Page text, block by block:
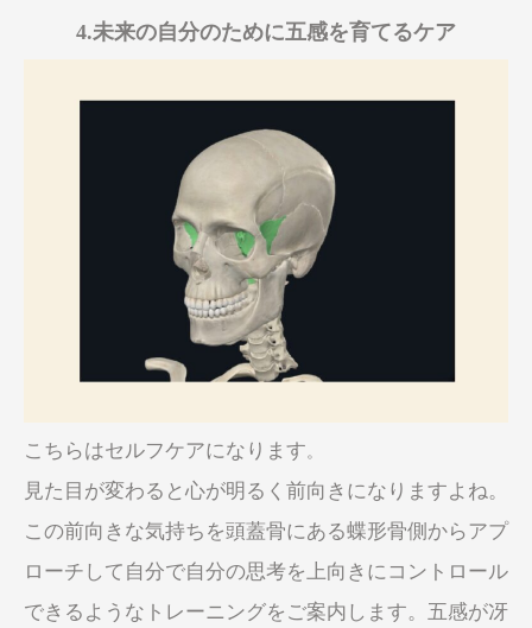
4.未来の自分のために五感を育てるケア
こちらはセルフケアになります。
見た目が変わると心が明るく前向きになりますよね。
この前向きな気持ちを頭蓋骨にある蝶形骨側からアプ
ローチして自分で自分の思考を上向きにコントロール
できるようなトレーニングをご案内します。五感が冴